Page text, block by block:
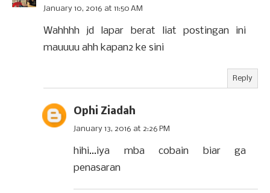
January 10, 2016 at 11:50 AM
Wahhhh jd lapar berat liat postingan ini
mauuuu ahh kapan2 ke sini
Reply
Ophi Ziadah
January 13, 2016 at 2:26 PM
hihi...iya mba cobain biar ga
penasaran